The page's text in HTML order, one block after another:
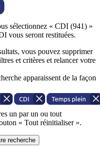
sélectionnez « CDI (941) »
vous seront restituées.
vous pouvez supprimer
et critères et relancer votre
apparaissent de la façon
un par un ou tout
« Tout réinitialiser ».
recherche